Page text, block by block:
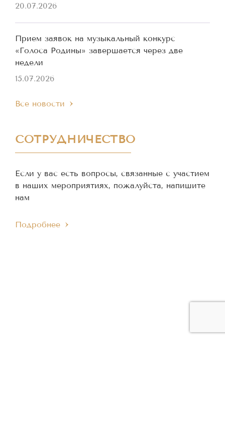
20.07.2026
Прием заявок на музыкальный конкурс
«Голоса Родины» завершается через две
недели
15.07.2026
Все новости
СОТРУДНИЧЕСТВО
Если у вас есть вопросы, связанные с участием
в наших мероприятиях, пожалуйста, напишите
нам
Подробнее